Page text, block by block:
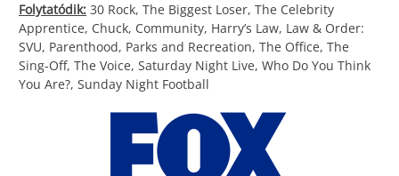
Folytatódik: 30 Rock, The Biggest Loser, The Celebrity
Apprentice, Chuck, Community, Harry’s Law, Law & Order:
SVU, Parenthood, Parks and Recreation, The Office, The
Sing-Off, The Voice, Saturday Night Live, Who Do You Think
You Are?, Sunday Night Football